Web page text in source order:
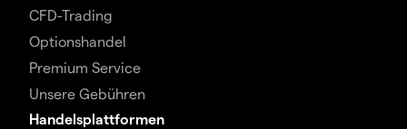
CFD-Trading
Optionshandel
Premium Service
Unsere Gebühren
Handelsplattformen